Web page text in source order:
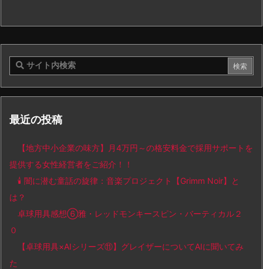
最近の投稿
【地方中小企業の味方】月4万円～の格安料金で採用サポートを
提供する女性経営者をご紹介！！
🕯️ 闇に潜む童話の旋律：音楽プロジェクト【Grimm Noir】と
は？
卓球用具感想⑥雅・レッドモンキースピン・バーティカル２
０
【卓球用具×AIシリーズ⑪】グレイザーについてAIに聞いてみ
た